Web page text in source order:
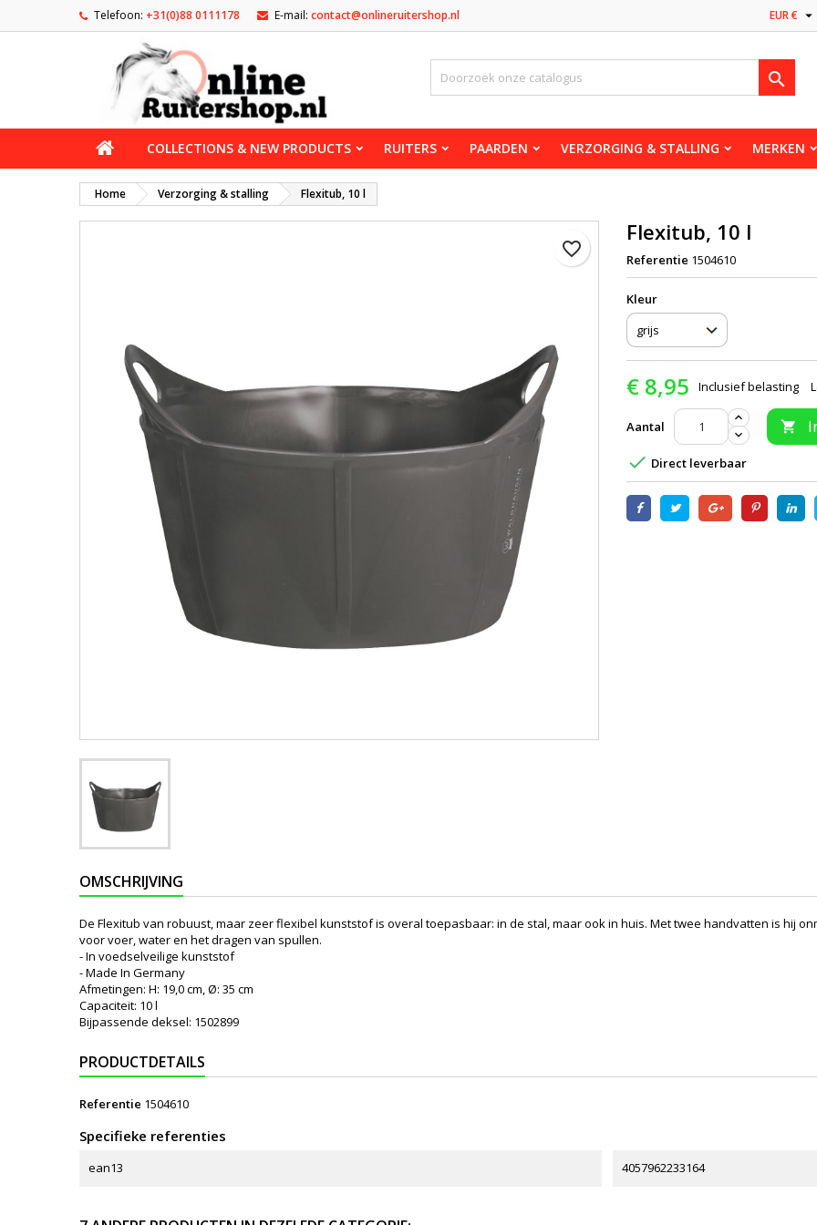
Telefoon: +31(0)88 0111178 E-mail: contact@onlineruitershop.nl EUR € 

COLLECTIONS & NEW PRODUCTS RUITERS PAARDEN VERZORGING & STALLING MERKEN
Home Verzorging & stalling Flexitub, 10 l
favorite_border
Flexitub, 10 l
Referentie 1504610
Kleur
€ 8,95 Inclusief belasting
Aantal 
 Direct leverbaar
OMSCHRIJVING
De Flexitub van robuust, maar zeer flexibel kunststof is overal toepasbaar: in de stal, maar ook in huis. Met twee handvatten is hij
voor voer, water en het dragen van spullen.
- In voedselveilige kunststof
- Made In Germany
Afmetingen: H: 19,0 cm, Ø: 35 cm
Capaciteit: 10 l
Bijpassende deksel: 1502899
PRODUCTDETAILS
Referentie 1504610
Specifieke referenties
ean13 4057962233164